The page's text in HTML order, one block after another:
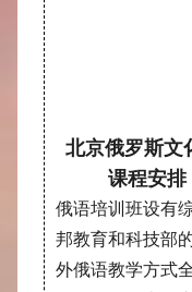
北京俄罗斯文
课程安排
俄语培训班设有
邦教育和科技部
外俄语教学方式